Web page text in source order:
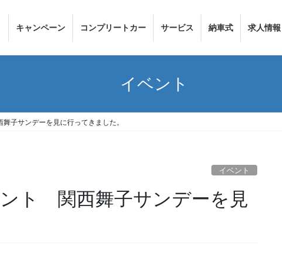
キャンペーン コンプリートカー サービス 納車式 求人情報
イベント
子サンデーを見に行ってきました。
イベント
ト 関西舞子サンデーを見